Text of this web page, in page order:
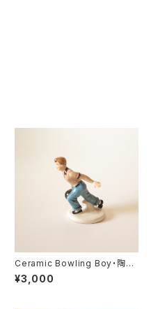
Ceramic Bowling Boy・陶器
のボーリングボーイ U.S.A
¥3,000